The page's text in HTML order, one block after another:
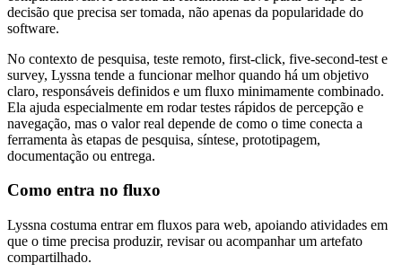
decisão que precisa ser tomada, não apenas da popularidade do
software.
No contexto de pesquisa, teste remoto, first-click, five-second-test e
survey, Lyssna tende a funcionar melhor quando há um objetivo
claro, responsáveis definidos e um fluxo minimamente combinado.
Ela ajuda especialmente em rodar testes rápidos de percepção e
navegação, mas o valor real depende de como o time conecta a
ferramenta às etapas de pesquisa, síntese, prototipagem,
documentação ou entrega.
Como entra no fluxo
Lyssna costuma entrar em fluxos para web, apoiando atividades em
que o time precisa produzir, revisar ou acompanhar um artefato
compartilhado.